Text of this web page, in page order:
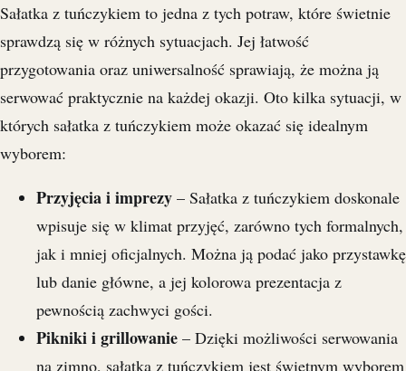
Sałatka z tuńczykiem to jedna z tych potraw, które świetnie
sprawdzą się w różnych sytuacjach. Jej łatwość
przygotowania oraz uniwersalność sprawiają, że można ją
serwować praktycznie na każdej okazji. Oto kilka sytuacji, w
których sałatka z tuńczykiem może okazać się idealnym
wyborem:
Przyjęcia i imprezy – Sałatka z tuńczykiem doskonale
wpisuje się w klimat przyjęć, zarówno tych formalnych,
jak i mniej oficjalnych. Można ją podać jako przystawkę
lub danie główne, a jej kolorowa prezentacja z
pewnością zachwyci gości.
Pikniki i grillowanie – Dzięki możliwości serwowania
na zimno, sałatka z tuńczykiem jest świetnym wyborem